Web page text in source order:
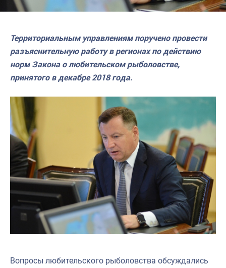
Территориальным управлениям поручено провести
разъяснительную работу в регионах по действию
норм Закона о любительском рыболовстве,
принятого в декабре 2018 года.
Вопросы любительского рыболовства обсуждались